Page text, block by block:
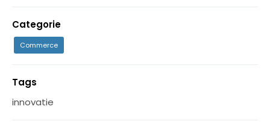
Categorie
Commerce
Tags
innovatie